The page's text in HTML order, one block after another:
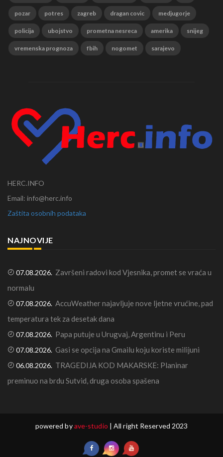
pozar potres zagreb dragan covic medjugorje
policija ubojstvo prometna nesreca amerika snijeg
vremenska prognoza fbih nogomet sarajevo
HERC.INFO
Email: info@herc.info
Zaštita osobnih podataka
NAJNOVIJE
07.08.2026. Završeni radovi kod Vjesnika, promet se vraća u
normalu
07.08.2026. AccuWeather najavljuje nove ljetne vrućine, pad
temperatura tek za desetak dana
07.08.2026. Papa putuje u Urugvaj, Argentinu i Peru
07.08.2026. Gasi se opcija na Gmailu koju koriste milijuni
06.08.2026. TRAGEDIJA KOD MAKARSKE: Planinar
preminuo na brdu Sutvid, druga osoba spašena
powered byave-studio | All right Reserved 2023